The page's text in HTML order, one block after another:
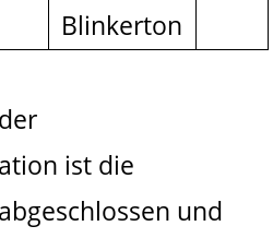
Blinkerton
ist die
und